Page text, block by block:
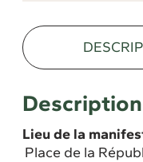
Description
Lieu de la
Place de la